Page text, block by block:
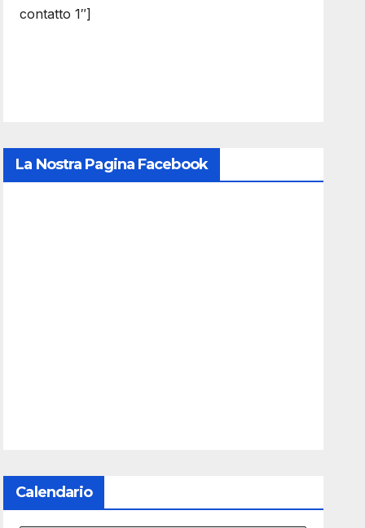
contatto 1″]
La Nostra Pagina Facebook
Calendario